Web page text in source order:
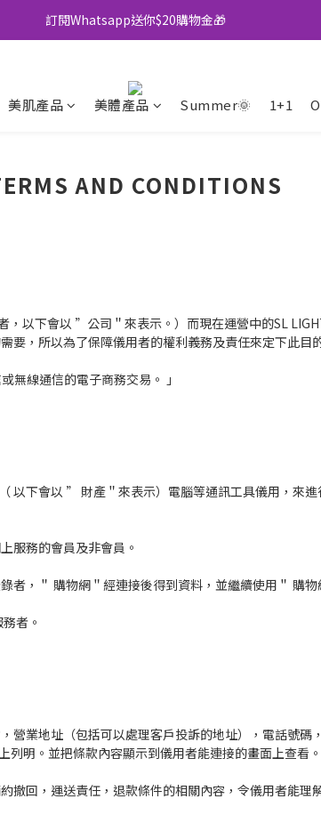
全店買滿$500即享包郵💜
訂閱Whatsapp送你$20購物金🎁
美肌產品 美體產品 Summer🌞 1+1
AND CONDITIONS
，以下會以 ”公司＂來表示。）而現在運營中的SL
，所以為了保障儀用者的權利義務及責任來定下此目
無線通信的電子商務交易。 」
以下會以 ” 財產＂來表示）電腦等通訊工具儀用，來
服務的會員及非會員。
，＂ 購物網＂經連接後得到資料，並繼續使用＂ 購物
者。
業地址（包括可以處理客戶投訴的地址），電話號碼
明。並把條款內容顯示到儀用者能連接的畫面上查看。
回，運送責任，退款條件的相關內容，令儀用者能理